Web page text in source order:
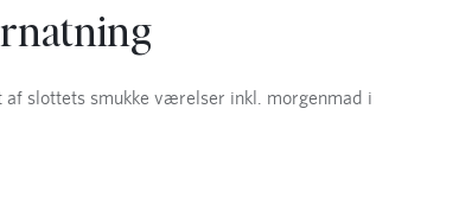
af slottets smukke værelser inkl. morgenmad i